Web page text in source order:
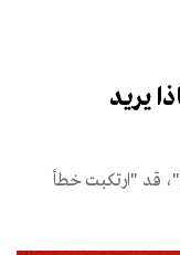
يريد
قد "ارتكبت خطأ